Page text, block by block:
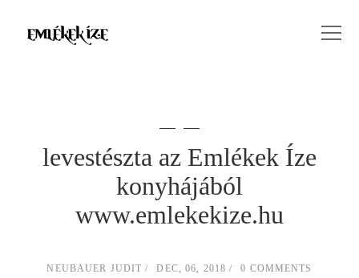
levestészta az Emlékek Íze
konyhájából
www.emlekekize.hu
NEUBAUER JUDIT DEC, 06, 2018 0 COMMENTS